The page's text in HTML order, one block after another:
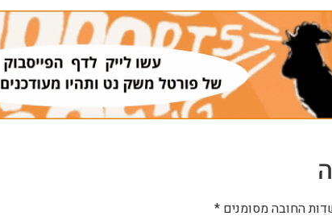
החובה מסומנים *